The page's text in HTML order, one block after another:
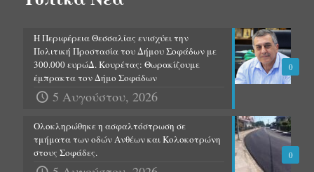
0
Η Περιφέρεια Θεσσαλίας ενισχύει την
Πολιτική Προστασία του Δήμου Σοφάδων με
300.000 ευρώΔ. Κουρέτας: Θωρακίζουμε
έμπρακτα τον Δήμο Σοφάδων
5 Αυγούστου, 2026
0
Ολοκληρώθηκε η ασφαλτόστρωση σε
τμήματα των οδών Ανθέων και Κολοκοτρώνη
στους Σοφάδες.